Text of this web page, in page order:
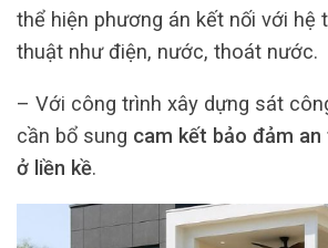
thể hiện phương án kết nối với hệ
thuật như điện, nước, thoát nước.
– Với công trình xây dựng sát
cần bổ sung cam kết bảo đảm
ở liền kề.